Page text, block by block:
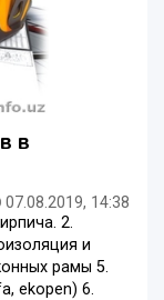
в
07.08.2019, 14:38
2.
и
рамы 5.
ekopen) 6.